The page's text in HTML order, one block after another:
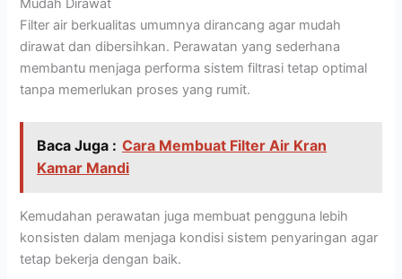
Mudah Dirawat
Filter air berkualitas umumnya dirancang agar mudah
dirawat dan dibersihkan. Perawatan yang sederhana
membantu menjaga performa sistem filtrasi tetap optimal
tanpa memerlukan proses yang rumit.
Baca Juga : Cara Membuat Filter Air Kran
Kamar Mandi
Kemudahan perawatan juga membuat pengguna lebih
konsisten dalam menjaga kondisi sistem penyaringan agar
tetap bekerja dengan baik.